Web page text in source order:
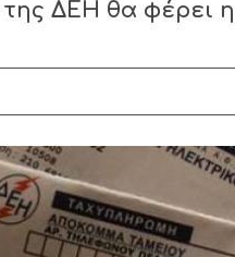
ΔΕΗ θα φέρει